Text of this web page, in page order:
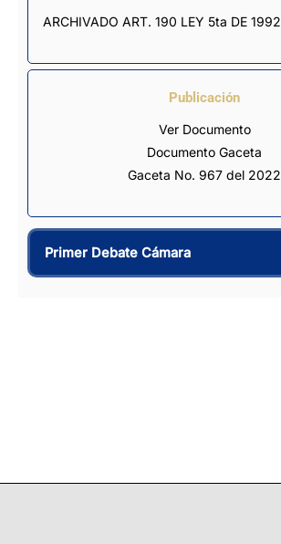
ARCHIVADO ART. 190 LEY 5ta DE 1992
Publicación
Ver Documento
Documento Gaceta
Gaceta No. 967 del 2022
Primer Debate Cámara